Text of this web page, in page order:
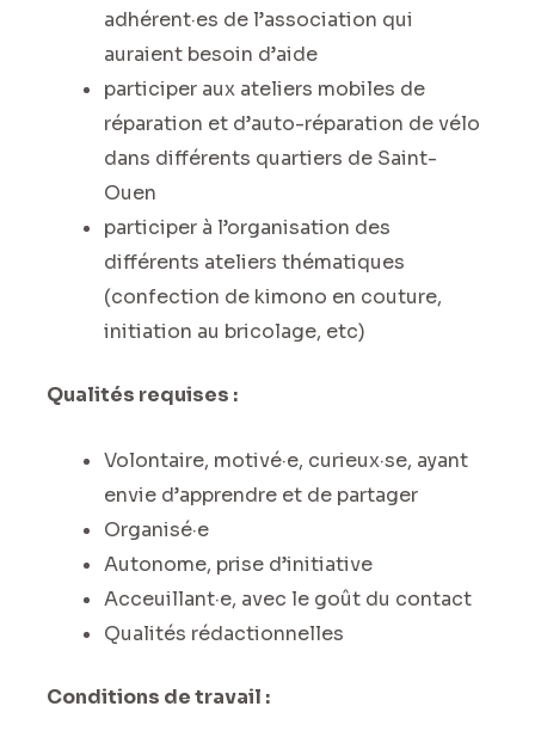
adhérent·es de l’association qui
auraient besoin d’aide
participer aux ateliers mobiles de
réparation et d’auto-réparation de vélo
dans différents quartiers de Saint-
Ouen
participer à l’organisation des
différents ateliers thématiques
(confection de kimono en couture,
initiation au bricolage, etc)
Qualités requises :
Volontaire, motivé·e, curieux·se, ayant
envie d’apprendre et de partager
Organisé·e
Autonome, prise d’initiative
Acceuillant·e, avec le goût du contact
Qualités rédactionnelles
Conditions de travail :